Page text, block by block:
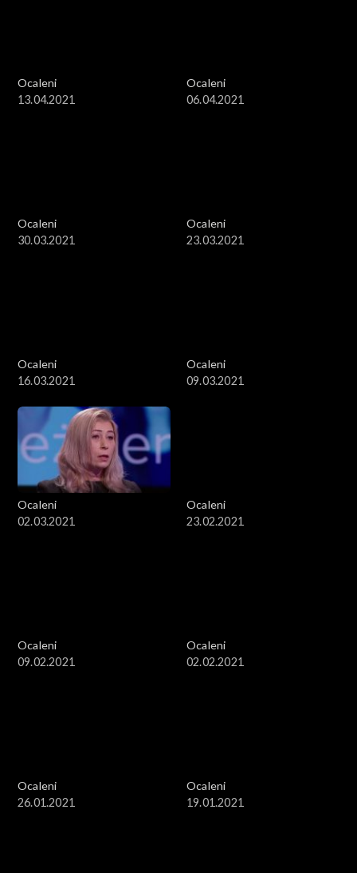
Ocaleni
13.04.2021
Ocaleni
06.04.2021
Ocaleni
30.03.2021
Ocaleni
23.03.2021
Ocaleni
16.03.2021
Ocaleni
09.03.2021
Ocaleni
02.03.2021
Ocaleni
23.02.2021
Ocaleni
09.02.2021
Ocaleni
02.02.2021
Ocaleni
26.01.2021
Ocaleni
19.01.2021